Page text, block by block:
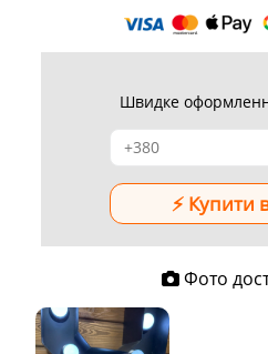
Швидке
Фото